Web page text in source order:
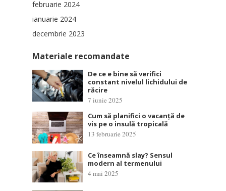
februarie 2024
ianuarie 2024
decembrie 2023
Materiale recomandate
De ce e bine să verifici
constant nivelul lichidului de
răcire
7 iunie 2025
Cum să planifici o vacanță de
vis pe o insulă tropicală
13 februarie 2025
Ce înseamnă slay? Sensul
modern al termenului
4 mai 2025